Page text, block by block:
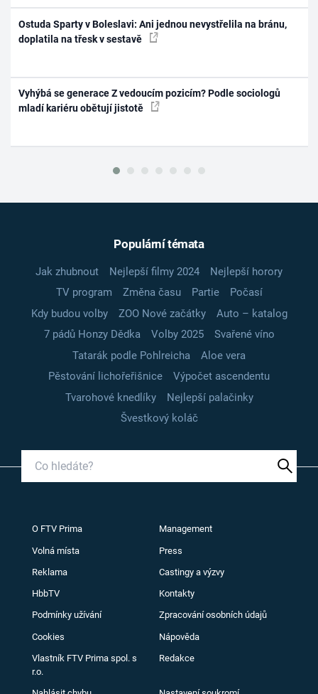
Ostuda Sparty v Boleslavi: Ani jednou nevystřelila na bránu,
doplatila na třesk v sestavě
Vyhýbá se generace Z vedoucím pozicím? Podle sociologů
mladí kariéru obětují jistotě
Populární témata
Jak zhubnout Nejlepší filmy 2024
Nejlepší horory
TV program
Změna času Partie
Počasí
Kdy budou volby
ZOO Nové začátky
Auto – katalog
7 pádů Honzy Dědka
Volby 2025
Svařené víno
Tatarák podle Pohlreicha
Aloe vera
Pěstování lichořeřišnice
Výpočet ascendentu
Tvarohové knedlíky
Nejlepší palačinky
Švestkový koláč
O FTV Prima Management
Volná místa Press
Reklama Castingy a výzvy
HbbTV Kontakty
Podmínky užívání Zpracování osobních údajů
Cookies Nápověda
Vlastník FTV Prima spol. s
r.o.
Redakce